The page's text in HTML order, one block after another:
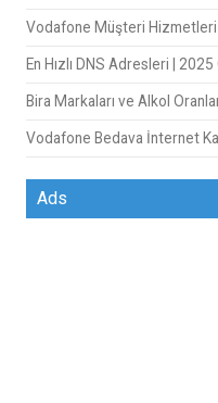
Vodafone Müşteri Hizmetleri
En Hızlı DNS Adresleri |
Bira Markaları ve Alkol
Vodafone Bedava İnternet
Ads